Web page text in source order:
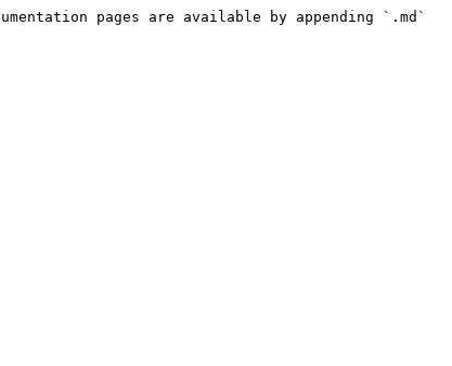
pages are available by appending `.md`